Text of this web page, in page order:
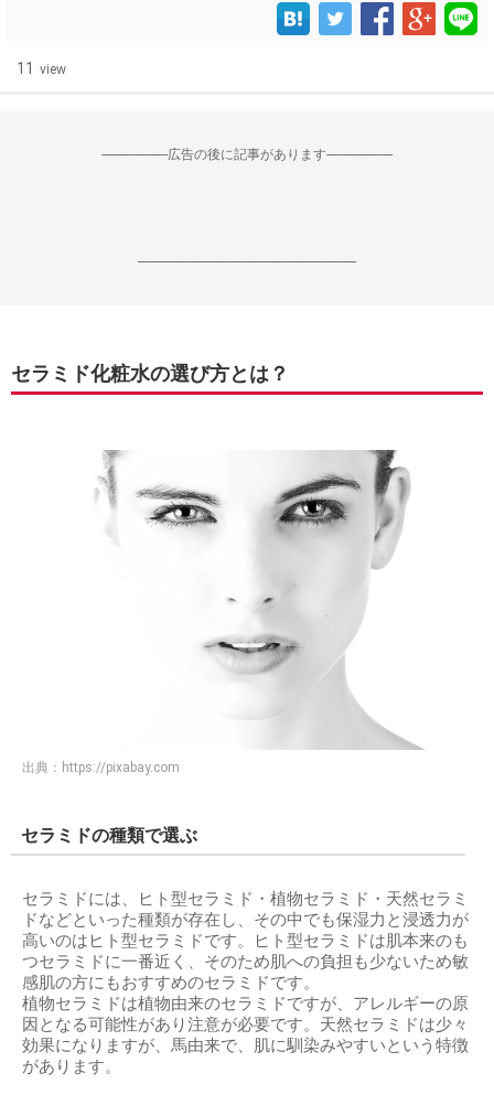
11 view
--------------------広告の後に記事があります--------------------
------------------------------------------------------------------
セラミド化粧水の選び方とは？
出典： https://pixabay.com
セラミドの種類で選ぶ
セラミドには、ヒト型セラミド・植物セラミド・天然セラミ
ドなどといった種類が存在し、その中でも保湿力と浸透力が
高いのはヒト型セラミドです。ヒト型セラミドは肌本来のも
つセラミドに一番近く、そのため肌への負担も少ないため敏
感肌の方にもおすすめのセラミドです。
植物セラミドは植物由来のセラミドですが、アレルギーの原
因となる可能性があり注意が必要です。天然セラミドは少々
効果になりますが、馬由来で、肌に馴染みやすいという特徴
があります。